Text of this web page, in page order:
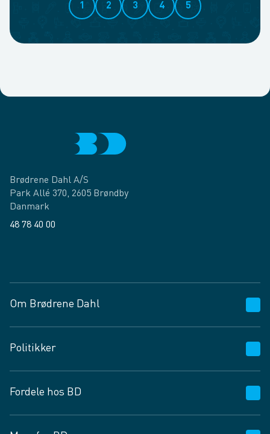
1 2 3 4 5
Brødrene Dahl A/S
Park Allé 370, 2605 Brøndby
Danmark
48 78 40 00
Om Brødrene Dahl
Vagttelefon 30 10 89 89
Spørgsmål og svar
Job og karriere
Fødevarekontrolrapport
Politikker
Privatlivspolitik
Cookies
Fordele hos BD